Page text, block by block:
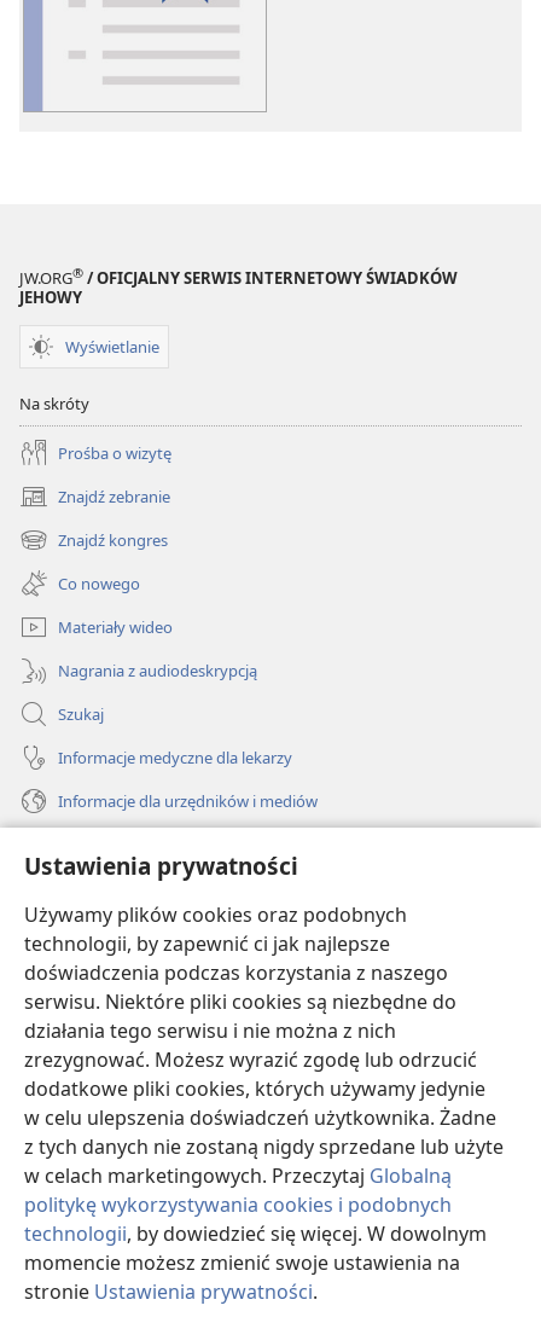
Ustawienia prywatności
Używamy plików cookies oraz podobnych
technologii, by zapewnić ci jak najlepsze
doświadczenia podczas korzystania z naszego
serwisu. Niektóre pliki cookies są niezbędne do
działania tego serwisu i nie można z nich
zrezygnować. Możesz wyrazić zgodę lub odrzucić
dodatkowe pliki cookies, których używamy jedynie
w celu ulepszenia doświadczeń użytkownika. Żadne
z tych danych nie zostaną nigdy sprzedane lub użyte
w celach marketingowych. Przeczytaj Globalną
politykę wykorzystywania cookies i podobnych
technologii, by dowiedzieć się więcej. W dowolnym
momencie możesz zmienić swoje ustawienia na
stronie Ustawienia prywatności.
JW.ORG® / OFICJALNY SERWIS INTERNETOWY ŚWIADKÓW
JEHOWY
Wyświetlanie
Na skróty
Prośba o wizytę
Znajdź zebranie
(opens
new
window)
Znajdź kongres
(opens
new
window)
Co nowego
Materiały wideo
Nagrania z audiodeskrypcją
Szukaj
Informacje medyczne dla lekarzy
Informacje dla urzędników i mediów
Darowizny
(opens
new
window)BIBLIOTEKA INTERNETOWA Strażnicy
(opens
new
window)JW Hub
(opens
new
window)JW Library
Watchtower Library
Copyright© 2026 Watch Tower Bible and Tract Society of Pennsylvania.
WARUNKI UŻYTKOWANIA
POLITYKA PRYWATNOŚCI
PRYWATNOŚCI